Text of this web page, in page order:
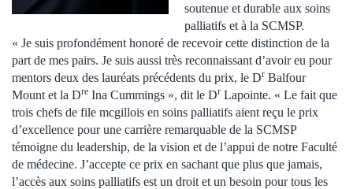
soutenue et durable aux soins
palliatifs et à la SCMSP.
« Je suis profondément honoré de recevoir cette distinction de la
part de mes pairs. Je suis aussi très reconnaissant d’avoir eu pour
mentors deux des lauréats précédents du prix, le Dr Balfour
Mount et la Dre Ina Cummings », dit le Dr Lapointe. « Le fait que
trois chefs de file mcgillois en soins palliatifs aient reçu le prix
d’excellence pour une carrière remarquable de la SCMSP
témoigne du leadership, de la vision et de l’appui de notre Faculté
de médecine. J’accepte ce prix en sachant que plus que jamais,
l’accès aux soins palliatifs est un droit et un besoin pour tous les